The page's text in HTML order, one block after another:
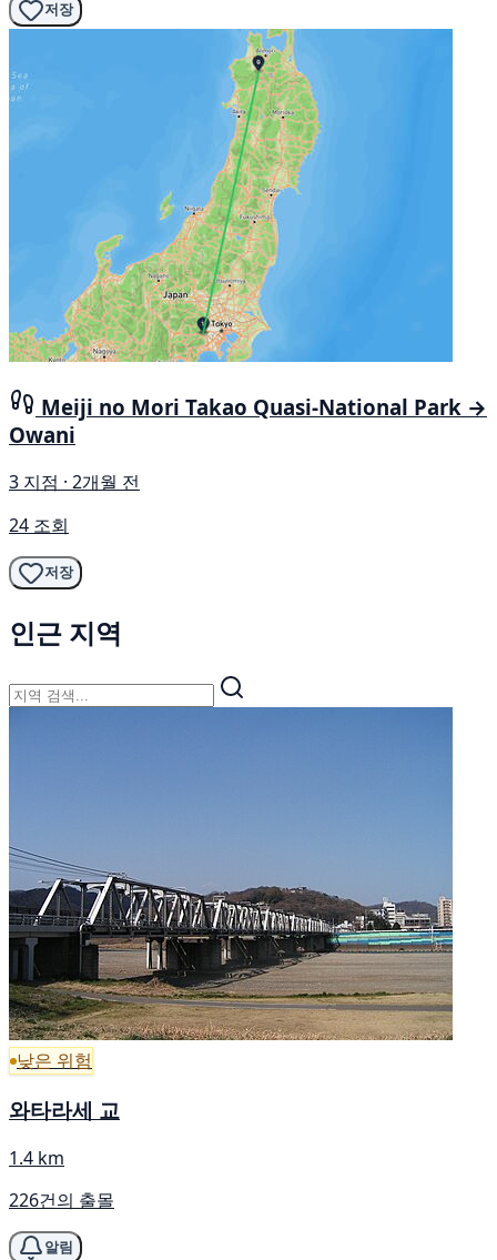
저장
Meiji no Mori Takao Quasi-National Park →
Owani
3 지점 · 2개월 전
24 조회
저장
인근 지역
낮은 위험
와타라세 교
1.4 km
226건의 출몰
알림